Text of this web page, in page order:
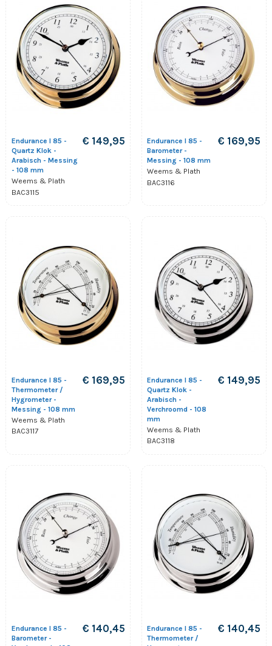
Endurance I 85 -
Quartz Klok -
Arabisch - Messing
- 108 mm
Weems & Plath
BAC3115
€ 149,95
Endurance I 85 -
Barometer -
Messing - 108 mm
Weems & Plath
BAC3116
€ 169,95
Endurance I 85 -
Thermometer /
Hygrometer -
Messing - 108 mm
Weems & Plath
BAC3117
€ 169,95
Endurance I 85 -
Quartz Klok -
Arabisch -
Verchroomd - 108
mm
Weems & Plath
BAC3118
€ 149,95
Endurance I 85 -
Barometer -
€ 140,45
Endurance I 85 -
Thermometer /
€ 140,45